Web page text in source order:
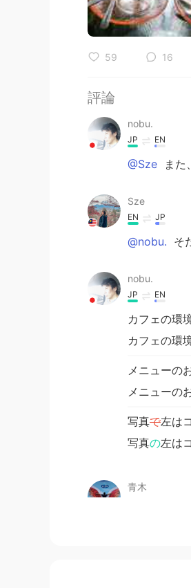
59 16
評論
nobu.
JP EN
@Sze また
Sze
EN JP
@nobu. そ
nobu.
JP EN
カフェの環
カフェの環
メニューの
メニューの
写真で左は
写真の左は
青木
さ